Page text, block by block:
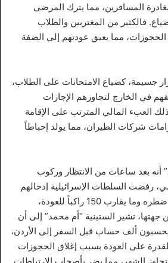
المسافرين، مما يترك المرضى
فالكثير من المغتربين والطلاب
الحجوزات، مما يعيق عودتهم إلى الضفة
جسيمة، كضياع الامتحانات على الطلاب،
في الخارج لتجاوزهم الإجازات
العبء المالي المترتب على الإقامة
شركات الطيران، مما يولد إحباطاً
أنه بعد ساعات من الانتظار وركوب
رفضت السلطات الإسرائيلية إدخالهم
بحجة اكتمال العدد، مما اضطره وما يقارب 150 راكباً للعودة،
تشير الستينية “أم محمد” إلى أن
يحسبون ألف حساب قبل السفر إلى الأردن،
على العودة بسبب إغلاق الحجوزات